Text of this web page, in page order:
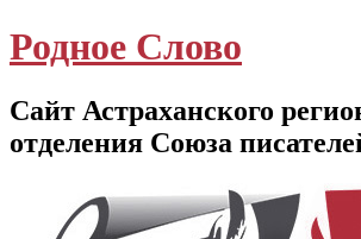
Родное Слово
Сайт Астраханского
отделения Союза